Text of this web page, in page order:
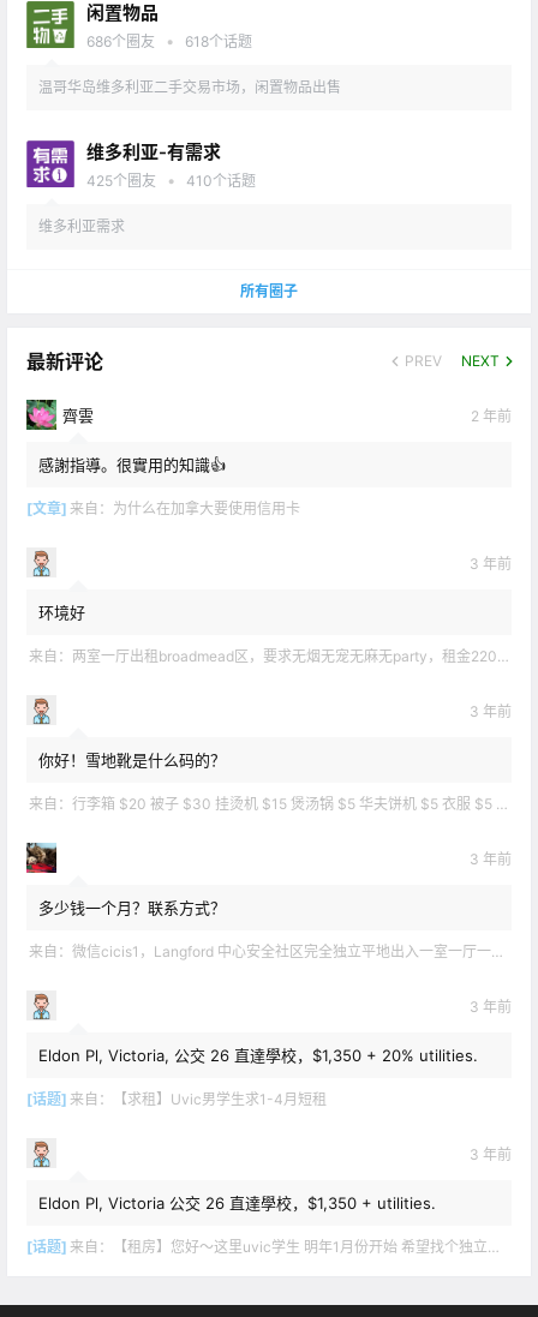
闲置物品
686个圈友 • 618个话题
温哥华岛维多利亚二手交易市场，闲置物品出售
维多利亚-有需求
425个圈友 • 410个话题
维多利亚需求
所有圈子
最新评论 PREV NEXT
齊雲 2 年前
感謝指導。很實用的知識👍
[文章] 来自： 为什么在加拿大要使用信用卡
3 年前
环境好
来自： 两室一厅出租broadmead区，要求无烟无宠无麻无party，租金2200不包水电有意短信联系2508858496
3 年前
你好！雪地靴是什么码的？
来自： 行李箱 $20 被子 $30 挂烫机 $15 煲汤锅 $5 华夫饼机 $5 衣服 $5 雪地靴 $10 滑雪手套 $10 宜家衣物收纳 .
3 年前
多少钱一个月？联系方式？
来自： 微信cicis1，Langford 中心安全社区完全独立平地出入一室一厅一书房步行5分钟到公车站和商业圈 有后花园和.
3 年前
Eldon Pl, Victoria, 公交 26 直達學校，$1,350 + 20% utilities.
[话题] 来自： 【求租】Uvic男学生求1-4月短租
3 年前
Eldon Pl, Victoria 公交 26 直達學校，$1,350 + utilities.
[话题] 来自： 【租房】您好～这里uvic学生 明年1月份开始 希望找个独立出入的 爱干净 谢谢！